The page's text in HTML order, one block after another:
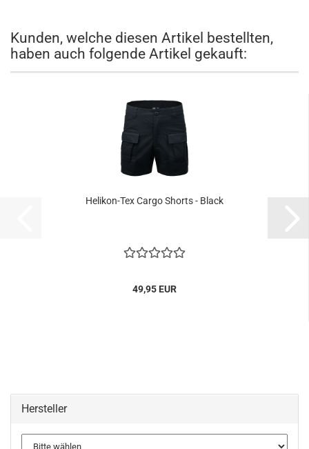
Kunden, welche diesen Artikel bestellten,
haben auch folgende Artikel gekauft:
Helikon-Tex Cargo Shorts - Black
49,95 EUR
Hersteller